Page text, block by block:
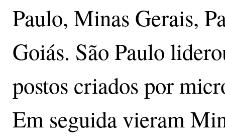
Paulo, Minas Gerais,
Goiás. São Paulo
postos criados por
Em seguida vieram